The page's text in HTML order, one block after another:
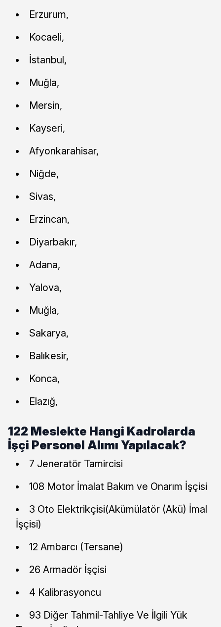
Erzurum,
Kocaeli,
İstanbul,
Muğla,
Mersin,
Kayseri,
Afyonkarahisar,
Niğde,
Sivas,
Erzincan,
Diyarbakır,
Adana,
Yalova,
Muğla,
Sakarya,
Balıkesir,
Konca,
Elazığ,
122 Meslekte Hangi Kadrolarda
İşçi Personel Alımı Yapılacak?
7 Jeneratör Tamircisi
108 Motor İmalat Bakım ve Onarım İşçisi
3 Oto Elektrikçisi(Akümülatör (Akü) İmal
İşçisi)
12 Ambarcı (Tersane)
26 Armadör İşçisi
4 Kalibrasyoncu
93 Diğer Tahmil-Tahliye Ve İlgili Yük